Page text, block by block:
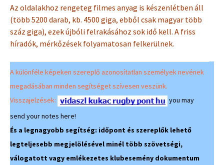
Az oldalakhoz rengeteg filmes anyag is készenlétben áll
(több 5200 darab, kb. 4500 giga, ebből csak magyar több
száz giga), ezek újbóli felrakásához sok idő kell. A friss
híradók, mérkőzések folyamatosan felkerülnek.
A különféle képeken szereplő azonosítatlan személyek nevének
megadásában minden segítséget szívesen veszünk.
Visszajelzések:
you may
send your notes here!
És a legnagyobb segítség: időpont és szereplők lehető
legteljesebb megjelölésével minél több szövetségi,
válogatott vagy emlékezetes klubesemény dokumentum